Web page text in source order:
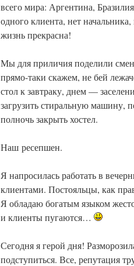
всего мира: Аргентина,
одного клиента, нет
жизнь прекрасна!
Мы для приличия поделили
прямо-таки скажем, не бей
стол к завтраку, днем —
загрузить стиральную машину,
полночь закрыть хостел.
Наш ресепшен.
Я напросилась работать в
клиентами. Постояльцы, как
Я обладаю богатым языком
и клиенты пугаются…
Сегодня я герой дня!
подступиться. Все, репутация